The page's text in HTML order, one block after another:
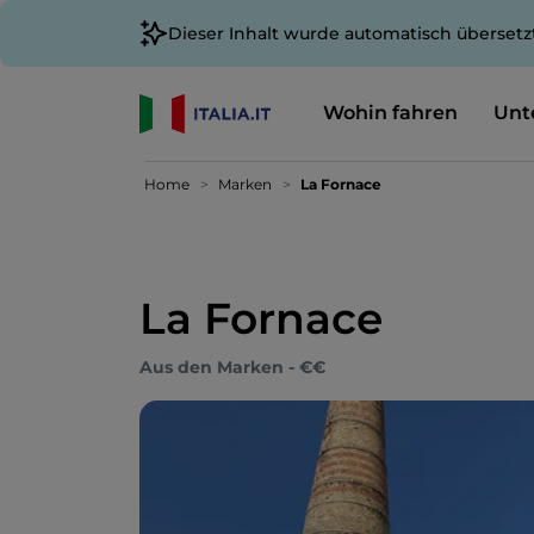
Dieser Inhalt wurde automatisch
Wohin fahren
Home Marken La Fornace
La Fornace
Aus den Marken - €€